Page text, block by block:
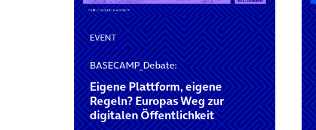
EVENT
BASECAMP_Debate:
Eigene Plattform, eigene
Regeln? Europas Weg zur
digitalen Öffentlichkeit